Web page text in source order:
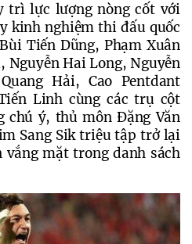
trì lực lượng nòng cốt với
kinh nghiệm thi đấu quốc
Tiến Dũng, Phạm Xuân
Nguyễn Hai Long, Nguyễn
Hải, Cao Pentdant
Linh cùng các trụ cột
chú ý, thủ môn Đặng Văn
Sang Sik triệu tập trở lại
mặt trong danh sách